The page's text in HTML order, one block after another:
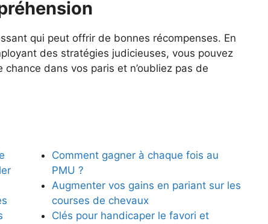
qui peut offrir de bonnes récompenses. En
des stratégies judicieuses, vous pouvez
dans vos paris et n’oubliez pas de
Comment gagner à chaque fois au
PMU ?
Augmenter vos gains en pariant sur les
courses de chevaux
Clés pour handicaper le favori et